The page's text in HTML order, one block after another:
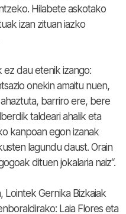
Hilabete askotako
izan zituan iazko
dau etenik izango:
onekin amaitu nuen,
barriro ere, bere
taldeari ahalik eta
kanpoan egon izanak
lagundu daust. Orain
dituen jokalaria naiz“.
Gernika Bizkaiak
Laia Flores eta